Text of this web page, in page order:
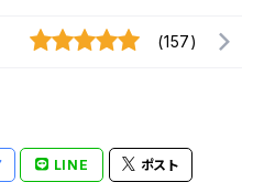
(157)
LINE ポスト